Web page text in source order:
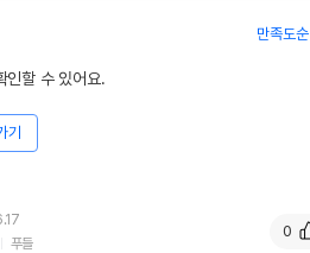
만족도순
인할 수 있어요.
기
푸들
0